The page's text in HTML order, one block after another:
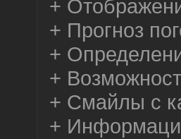
+
+ Прогноз
+
+
+ Смайлы с
+